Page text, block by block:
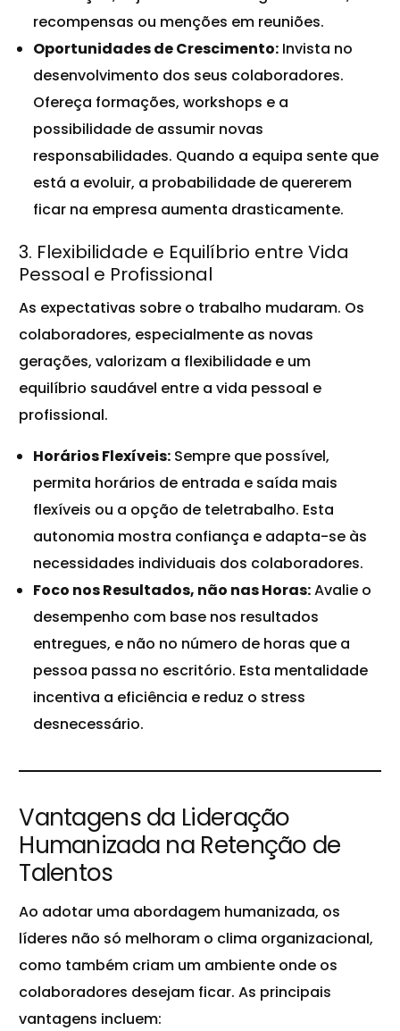
recompensas ou menções em reuniões.
Oportunidades de Crescimento: Invista no
desenvolvimento dos seus colaboradores.
Ofereça formações, workshops e a
possibilidade de assumir novas
responsabilidades. Quando a equipa sente que
está a evoluir, a probabilidade de quererem
ficar na empresa aumenta drasticamente.
3. Flexibilidade e Equilíbrio entre Vida
Pessoal e Profissional
As expectativas sobre o trabalho mudaram. Os
colaboradores, especialmente as novas
gerações, valorizam a flexibilidade e um
equilíbrio saudável entre a vida pessoal e
profissional.
Horários Flexíveis: Sempre que possível,
permita horários de entrada e saída mais
flexíveis ou a opção de teletrabalho. Esta
autonomia mostra confiança e adapta-se às
necessidades individuais dos colaboradores.
Foco nos Resultados, não nas Horas:Avalie o
desempenho com base nos resultados
entregues, e não no número de horas que a
pessoa passa no escritório. Esta mentalidade
incentiva a eficiência e reduz o stress
desnecessário.
Vantagens da Lideração
Humanizada na Retenção de
Talentos
Ao adotar uma abordagem humanizada, os
líderes não só melhoram o clima organizacional,
como também criam um ambiente onde os
colaboradores desejam ficar. As principais
vantagens incluem: